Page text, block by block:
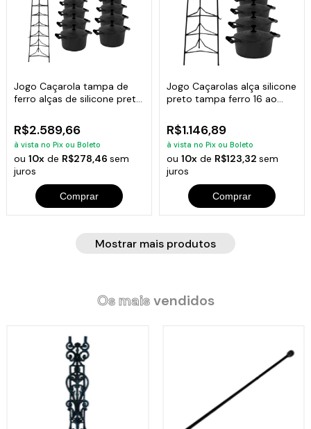
Jogo Caçarola tampa de
ferro alças de silicone preto
R$2.589,66
à vista no Pix ou Boleto
ou10x de R$278,46sem
juros
Comprar
Jogo Caçarolas alça silicone
preto tampa ferro 16 ao
R$1.146,89
à vista no Pix ou Boleto
ou 10xde R$123,32 sem
juros
Comprar
Mostrar mais produtos
Os maisvendidos